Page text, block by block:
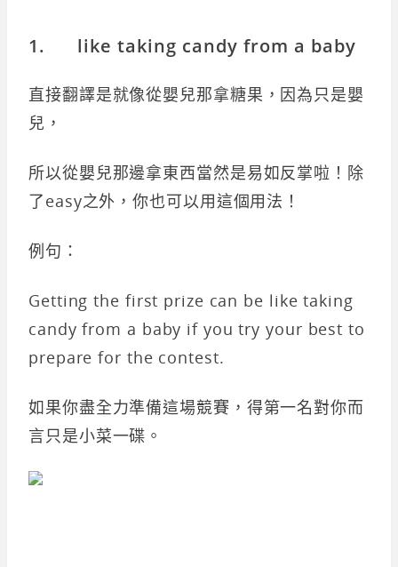
1. like taking candy from a baby
直接翻譯是就像從嬰兒那拿糖果，因為只是嬰
兒，
所以從嬰兒那邊拿東西當然是易如反掌啦！除
了easy之外，你也可以用這個用法！
例句：
Getting the first prize can be like taking
candy from a baby if you try your best to
prepare for the contest.
如果你盡全力準備這場競賽，得第一名對你而
言只是小菜一碟。